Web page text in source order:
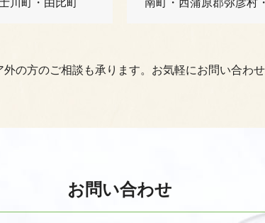
の方のご相談も承ります。お気軽にお問い合わせ
お問い合わせ